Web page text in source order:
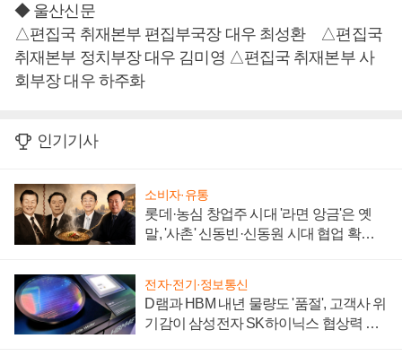
◆ 울산신문
△편집국 취재본부 편집부국장 대우 최성환 △편집국
취재본부 정치부장 대우 김미영 △편집국 취재본부 사
회부장 대우 하주화
인기기사
소비자·유통
롯데·농심 창업주 시대 '라면 앙금'은 옛
말, '사촌' 신동빈·신동원 시대 협업 확대
전자·전기·정보통신
D램과 HBM 내년 물량도 '품절', 고객사 위
기감이 삼성전자 SK하이닉스 협상력 더